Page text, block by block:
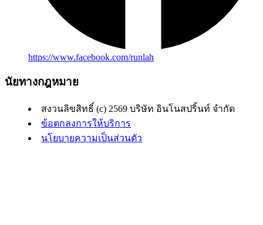
https://www.facebook.com/runlah
นัยทางกฎหมาย
สงวนลิขสิทธิ์ (c) 2569 บริษัท อินโนสปริ้นท์ จำกัด
ข้อตกลงการให้บริการ
นโยบายความเป็นส่วนตัว